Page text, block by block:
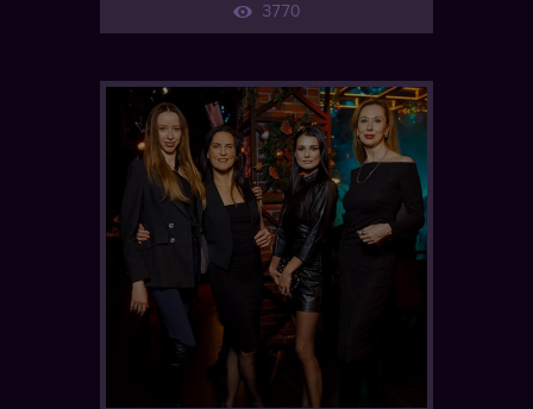
3770